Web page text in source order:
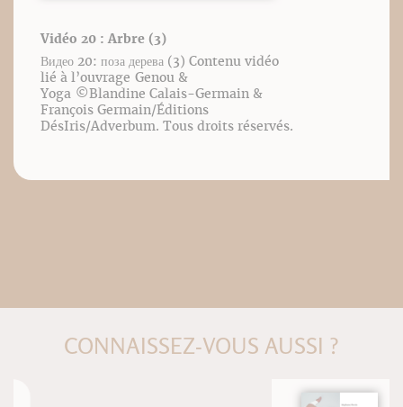
Vidéo 20 : Arbre (3)
Видео 20: поза дерева (3) Contenu vidéo
lié à l’ouvrage Genou &
Yoga ©️Blandine Calais-Germain &
François Germain/Éditions
DésIris/Adverbum. Tous droits réservés.
CONNAISSEZ-VOUS AUSSI ?